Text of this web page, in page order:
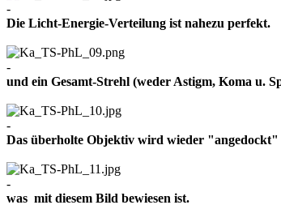
-
Die Licht-Energie-Verteilung ist nahezu
-
und ein Gesamt-Strehl (weder Astigm, Koma u.
-
Das überholte Objektiv wird wieder
-
was mit diesem Bild bewiesen ist.